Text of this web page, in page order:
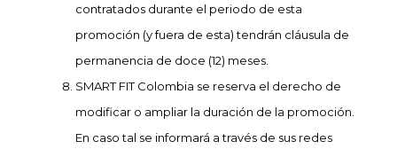
contratados durante el periodo de esta
promoción (y fuera de esta) tendrán cláusula de
permanencia de doce (12) meses.
SMART FIT Colombia se reserva el derecho de
modificar o ampliar la duración de la promoción.
En caso tal se informará a través de sus redes